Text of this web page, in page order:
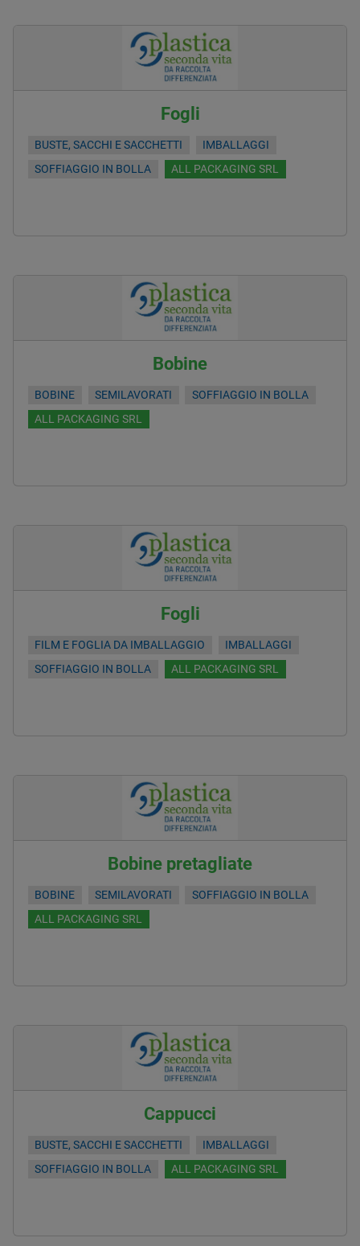
Fogli
BUSTE, SACCHI E SACCHETTI
IMBALLAGGI
SOFFIAGGIO IN BOLLA
ALL PACKAGING SRL
Bobine
BOBINE SEMILAVORATI
SOFFIAGGIO IN BOLLA
ALL PACKAGING SRL
Fogli
FILM E FOGLIA DA IMBALLAGGIO
IMBALLAGGI
SOFFIAGGIO IN BOLLA
ALL PACKAGING SRL
Bobine pretagliate
BOBINE SEMILAVORATI
SOFFIAGGIO IN BOLLA
ALL PACKAGING SRL
Cappucci
BUSTE, SACCHI E SACCHETTI
IMBALLAGGI
SOFFIAGGIO IN BOLLA
ALL PACKAGING SRL